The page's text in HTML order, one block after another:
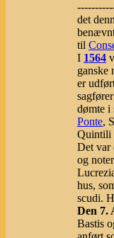
det
til
I 1564
ganske
er
dømte i
Ponte,
Quintili
Det var
og
hus,
scudi.
Den 7.
Bastis